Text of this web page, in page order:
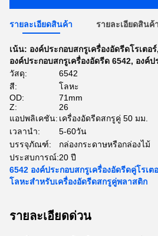
รายละเอียดสินค้า รายละเอียดสินค้า
เน้น: องค์ประกอบสกรูเครื่องอัดรีดโรเตอร์,
องค์ประกอบสกรูเครื่องอัดรีด 6542, องค์ป
วัสดุ:
6542
สี:
โลหะ
OD:
71mm
Z:
26
แอปพลิเคชัน: เครื่องอัดรีดสกรูคู่ 50 มม.
เวลานำ:
5-60วัน
บรรจุภัณฑ์:
กล่องกระดาษหรือกล่องไม้
ประสบการณ์:20 ปี
6542 องค์ประกอบสกรูเครื่องอัดรีดคู่โรเ
โลหะสำหรับเครื่องอัดรีดสกรูคู่พลาสติก
รายละเอียดด่วน